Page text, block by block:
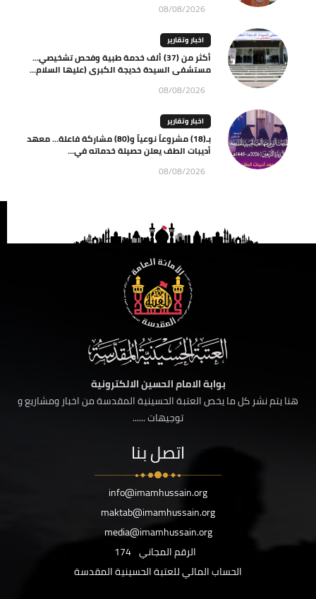
08/08/2026
اخبار وتقارير
أكثر من (37) ألف خدمة طبية وفحص تشخيصي…
مستشفى السيدة خديجة الكبرى (عليها السلام...
08/08/2026
اخبار وتقارير
بـ(18) مشروعاً نوعياً و(80) مشاركة فاعلة… معهد
أديبات الطف يعلن حصيلة خدماته في...
08/08/2026
بوابة الامام الحسين الالكترونية
هنا يتم نشر كل ما يخص العتبة الحسينية المقدسة من اخبار ومشاريع و
توجيهات ......
اتصل بنا
info@imamhussain.org
maktab@imamhussain.org
media@imamhussain.org
الرقم المجاني 174
الحساب المالي للعتبة الحسينية المقدسة